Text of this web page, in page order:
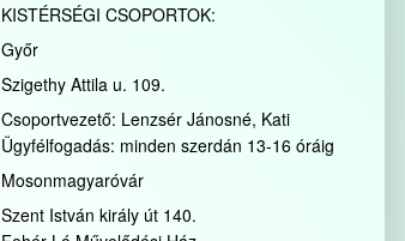
KISTÉRSÉGI CSOPORTOK:
Győr
Szigethy Attila u. 109.
Csoportvezető: Lenzsér Jánosné, Kati
Ügyfélfogadás: minden szerdán 13-16 óráig
Mosonmagyaróvár
Szent István király út 140.